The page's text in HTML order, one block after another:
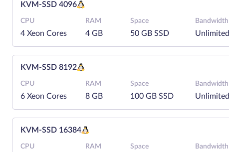
KVM-SSD 4096
CPU
4 Xeon Cores
RAM
4 GB
Space
50 GB SSD
Bandwidth
Unlimited
KVM-SSD 8192
CPU
6 Xeon Cores
RAM
8 GB
Space
100 GB SSD
Bandwidth
Unlimited
KVM-SSD 16384
CPU RAM Space Bandwidth